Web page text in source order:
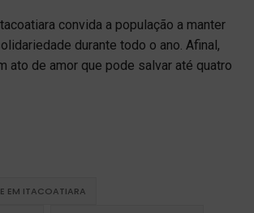
convida a população a manter
durante todo o ano. Afinal,
ato de amor que pode salvar até quatro
EM ITACOATIARA